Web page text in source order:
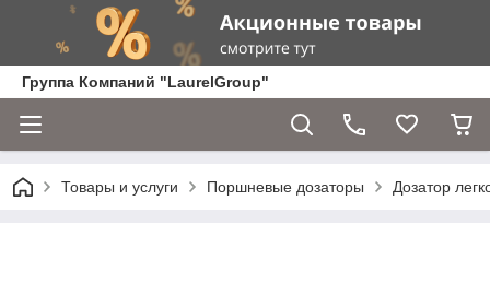
Группа Компаний "LaurelGroup"
Товары и услуги Поршневые дозаторы Дозатор